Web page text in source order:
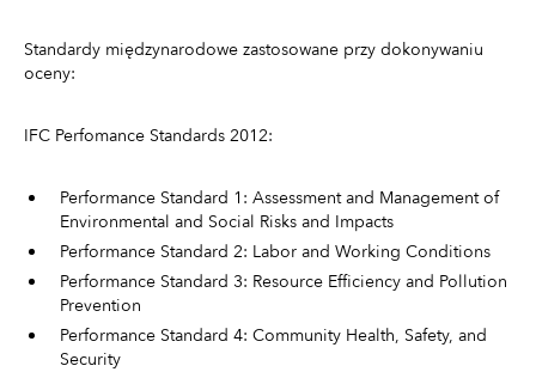
Standardy międzynarodowe zastosowane przy dokonywaniu
oceny:
IFC Perfomance Standards 2012:
Performance Standard 1: Assessment and Management of
Environmental and Social Risks and Impacts
Performance Standard 2: Labor and Working Conditions
Performance Standard 3: Resource Efficiency and Pollution
Prevention
Performance Standard 4: Community Health, Safety, and
Security